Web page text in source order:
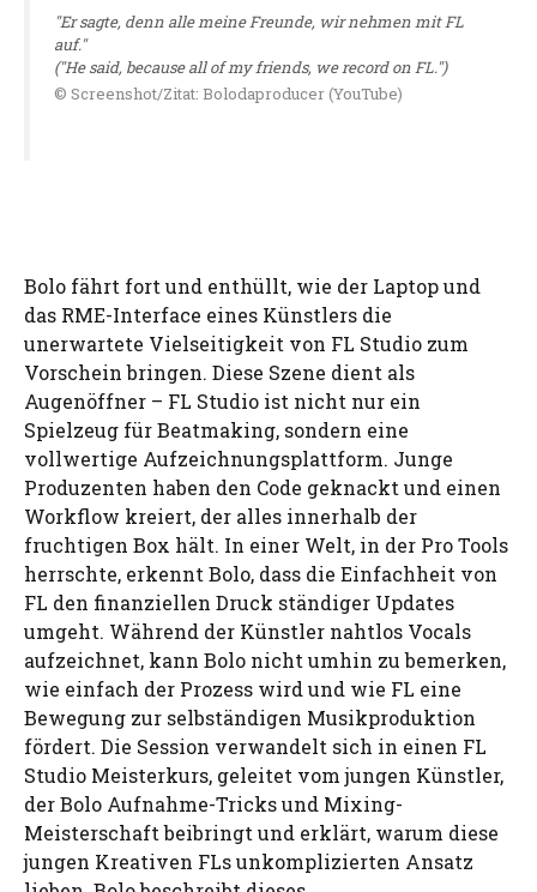
"Er sagte, denn alle meine Freunde, wir nehmen mit FL
auf."
("He said, because all of my friends, we record on FL.")
© Screenshot/Zitat: Bolodaproducer (YouTube)
Bolo fährt fort und enthüllt, wie der Laptop und
das RME-Interface eines Künstlers die
unerwartete Vielseitigkeit von FL Studio zum
Vorschein bringen. Diese Szene dient als
Augenöffner – FL Studio ist nicht nur ein
Spielzeug für Beatmaking, sondern eine
vollwertige Aufzeichnungsplattform. Junge
Produzenten haben den Code geknackt und einen
Workflow kreiert, der alles innerhalb der
fruchtigen Box hält. In einer Welt, in der Pro Tools
herrschte, erkennt Bolo, dass die Einfachheit von
FL den finanziellen Druck ständiger Updates
umgeht. Während der Künstler nahtlos Vocals
aufzeichnet, kann Bolo nicht umhin zu bemerken,
wie einfach der Prozess wird und wie FL eine
Bewegung zur selbständigen Musikproduktion
fördert. Die Session verwandelt sich in einen FL
Studio Meisterkurs, geleitet vom jungen Künstler,
der Bolo Aufnahme-Tricks und Mixing-
Meisterschaft beibringt und erklärt, warum diese
jungen Kreativen FLs unkomplizierten Ansatz